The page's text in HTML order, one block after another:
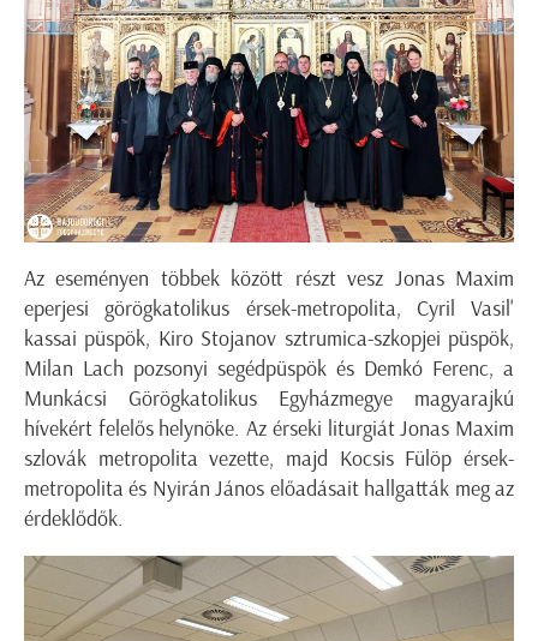
Az eseményen többek között részt vesz Jonas Maxim
eperjesi görögkatolikus érsek-metropolita, Cyril Vasil'
kassai püspök, Kiro Stojanov sztrumica-szkopjei püspök,
Milan Lach pozsonyi segédpüspök és Demkó Ferenc, a
Munkácsi Görögkatolikus Egyházmegye magyarajkú
hívekért felelős helynöke. Az érseki liturgiát Jonas Maxim
szlovák metropolita vezette, majd Kocsis Fülöp érsek-
metropolita és Nyirán János előadásait hallgatták meg az
érdeklődők.